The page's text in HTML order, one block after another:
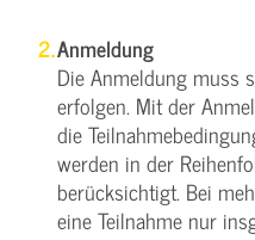
Anmeldung
Die Anmeldung muss
erfolgen. Mit der
die
werden in der
berücksichtigt. Bei
eine Teilnahme nur